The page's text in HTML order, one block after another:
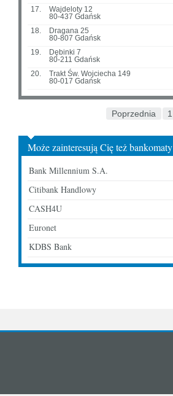
17.
Wajdeloty 12
80-437 Gdańsk
18.
Dragana 25
80-807 Gdańsk
19.
Dębinki 7
80-211 Gdańsk
20.
Trakt Św. Wojciecha 149
80-017 Gdańsk
Poprzednia 1
Może zainteresują Cię też bankomaty
Bank Millennium S.A.
Citibank Handlowy
CASH4U
Euronet
KDBS Bank